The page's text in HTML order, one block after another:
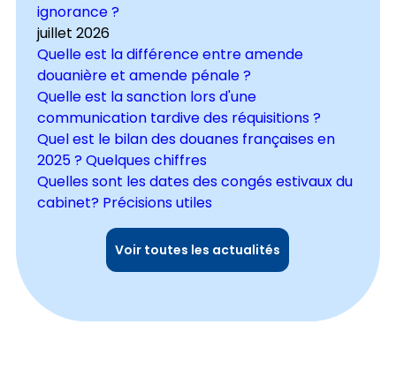
ignorance ?
juillet 2026
Quelle est la différence entre amende
douanière et amende pénale ?
Quelle est la sanction lors d'une
communication tardive des réquisitions ?
Quel est le bilan des douanes françaises en
2025 ? Quelques chiffres
Quelles sont les dates des congés estivaux du
cabinet? Précisions utiles
Voir toutes les actualités